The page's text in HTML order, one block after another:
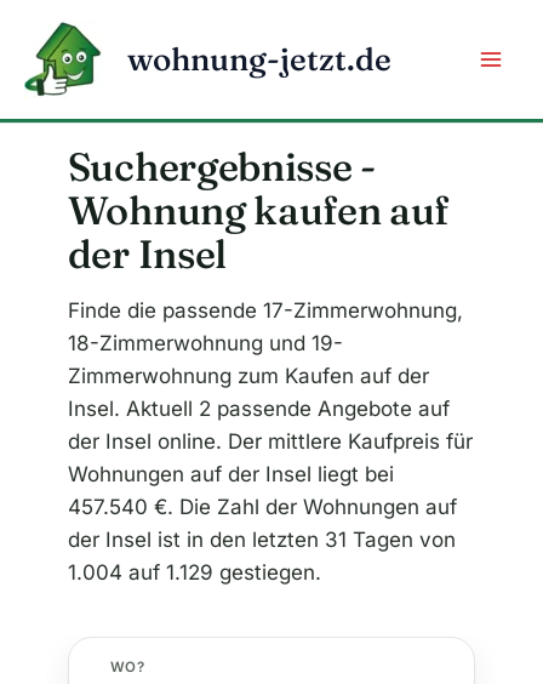
Inhalt
springen
wohnung-jetzt.de
Suchergebnisse -
Wohnung kaufen auf
der Insel
Finde die passende 17-Zimmerwohnung,
18-Zimmerwohnung und 19-
Zimmerwohnung zum Kaufen auf der
Insel. Aktuell 2 passende Angebote auf
der Insel online. Der mittlere Kaufpreis für
Wohnungen auf der Insel liegt bei
457.540 €. Die Zahl der Wohnungen auf
der Insel ist in den letzten 31 Tagen von
1.004 auf 1.129 gestiegen.
WO?